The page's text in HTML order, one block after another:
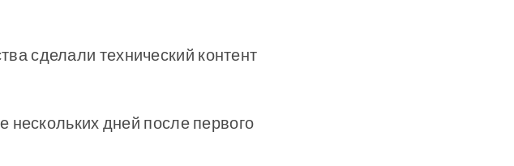
сделали технический контент
нескольких дней после первого